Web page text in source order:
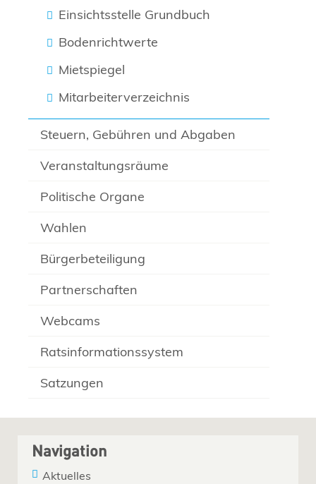
Einsichtsstelle Grundbuch
Bodenrichtwerte
Mietspiegel
Mitarbeiterverzeichnis
Steuern, Gebühren und Abgaben
Veranstaltungsräume
Politische Organe
Wahlen
Bürgerbeteiligung
Partnerschaften
Webcams
Ratsinformationssystem
Satzungen
Navigation
Aktuelles